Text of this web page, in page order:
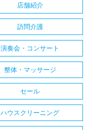
店舗紹介
訪問介護
演奏会・コンサート
整体・マッサージ
セール
ハウスクリーニング